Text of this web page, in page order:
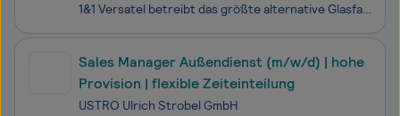
1&1 Versatel betreibt das größte alternative Glasfasernetz Deutschlands und forciert als Treiber der Gigabit-Gesellschaft den kontinuierlichen Ausbau des Glasfasernetzes. Als B2B Spezialist der 1&1 Firmengruppe betreuen wir rund 50.000 Geschäftskunden. Werde Teil von etwas Großem!
Sales Manager Außendienst (m/w/d) | hohe
Provision | flexible Zeiteinteilung
USTRO Ulrich Strobel GmbH